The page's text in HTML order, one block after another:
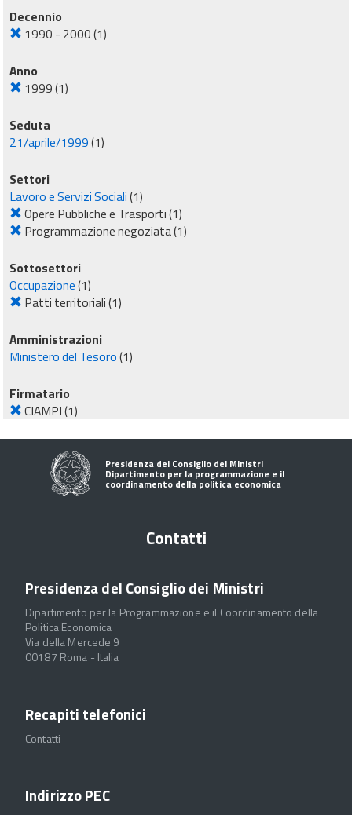
Decennio
1990 - 2000(1)
Anno
1999(1)
Seduta
21/aprile/1999(1)
Settori
Lavoro e Servizi Sociali(1)
Opere Pubbliche e Trasporti(1)
Programmazione negoziata(1)
Sottosettori
Occupazione(1)
Patti territoriali(1)
Amministrazioni
Ministero del Tesoro(1)
Firmatario
CIAMPI(1)
Presidenza del Consiglio dei Ministri
Dipartimento per la programmazione e il
coordinamento della politica economica
Contatti
Presidenza del Consiglio dei Ministri
Dipartimento per la Programmazione e il Coordinamento della
Politica Economica
Via della Mercede 9
00187 Roma - Italia
Recapiti telefonici
Contatti
Indirizzo PEC